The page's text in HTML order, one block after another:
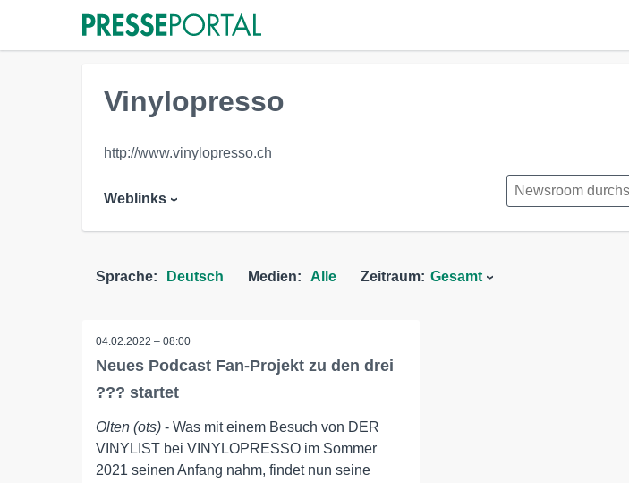
Vinylopresso
http://www.vinylopresso.ch
Weblinks
Sprache: Deutsch Medien: Alle Zeitraum: Gesamt
04.02.2022 – 08:00
Neues Podcast Fan-Projekt zu den drei
??? startet
Olten (ots) - Was mit einem Besuch von DER
VINYLIST bei VINYLOPRESSO im Sommer
2021 seinen Anfang nahm, findet nun seine